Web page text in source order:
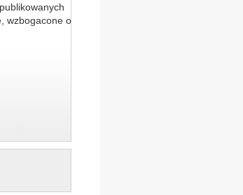
wzbogacone o